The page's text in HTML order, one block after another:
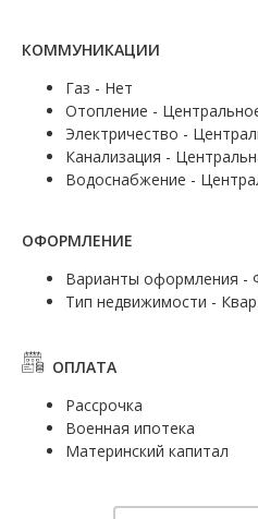
КОММУНИКАЦИИ
Газ - Нет
Отопление -
Электричество -
Канализация -
Водоснабжение -
ОФОРМЛЕНИЕ
Варианты оформления -
Тип недвижимости -
ОПЛАТА
Рассрочка
Военная ипотека
Материнский капитал